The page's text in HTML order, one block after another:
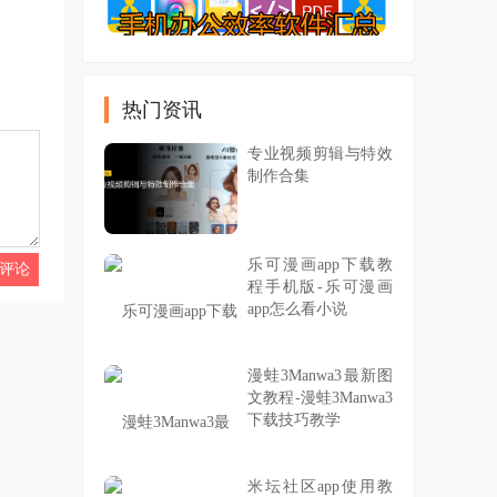
热门资讯
专业视频剪辑与特效
制作合集
乐可漫画app下载教
程手机版-乐可漫画
app怎么看小说
漫蛙3Manwa3最新图
文教程-漫蛙3Manwa3
下载技巧教学
米坛社区app使用教